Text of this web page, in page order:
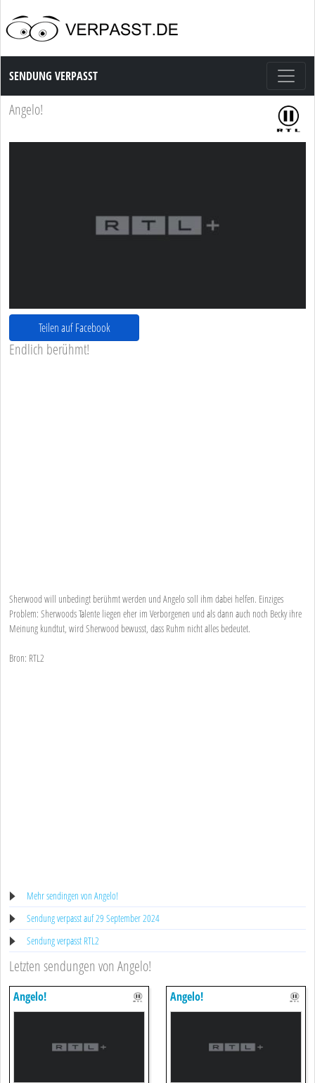
Sendung Verpasst
SENDUNG VERPASST
Angelo!
Teilen auf Facebook
Endlich berühmt!
Sherwood will unbedingt berühmt werden und Angelo soll ihm dabei helfen. Einziges
Problem: Sherwoods Talente liegen eher im Verborgenen und als dann auch noch Becky ihre
Meinung kundtut, wird Sherwood bewusst, dass Ruhm nicht alles bedeutet.
Bron: RTL2
Mehr sendingen von Angelo!
Sendung verpasst auf 29 September 2024
Sendung verpasst RTL2
Letzten sendungen von Angelo!
Angelo! Angelo!